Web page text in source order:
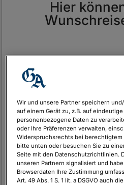
Hier
Frühjahr
Sommer
Herbst
Winter
Wir und unsere Partner speichern
auf einem Gerät zu, z.B. auf
personenbezogene Daten zu
oder Ihre Präferenzen verwalten,
Widerspruchsrechts bei berechtigtem
bitte unten oder besuchen Sie zu
Seite mit den Datenschutzrichtlinien.
unseren Partnern signalisiert und
Browserdaten Ihre Zustimmung
Art. 49 Abs. 1 S. 1 lit. a DSGVO auch